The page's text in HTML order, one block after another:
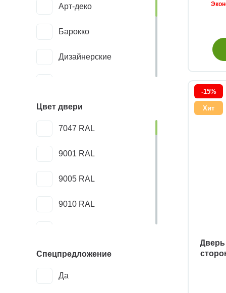
американский
экошпон
Кл33
Кл44
Гео
Санта В
Арт-деко
Барокко
Дизайнерские
Лофт
Модерн
Неоклассика
Скандинавский
Хай-тек
Цвет двери
7047 RAL
9001 RAL
9005 RAL
9010 RAL
абрикос
акация
Спецпредложение
Да
-15%
Хит
Дверь